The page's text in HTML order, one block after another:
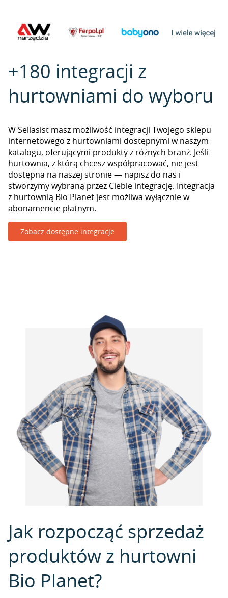
+180 integracji z
hurtowniami do wyboru
W Sellasist masz możliwość integracji Twojego sklepu
internetowego z hurtowniami dostępnymi w naszym
katalogu, oferującymi produkty z różnych branż. Jeśli
hurtownia, z którą chcesz współpracować, nie jest
dostępna na naszej stronie — napisz do nas i
stworzymy wybraną przez Ciebie integrację. Integracja
z hurtownią Bio Planet jest możliwa wyłącznie w
abonamencie płatnym.
Zobacz dostępne integracje
Jak rozpocząć sprzedaż
produktów z hurtowni
Bio Planet?